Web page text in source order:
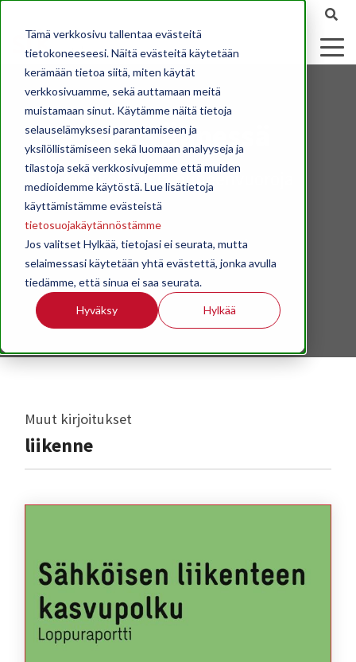
Tämä verkkosivu tallentaa evästeitä
tietokoneeseesi. Näitä evästeitä käytetään
kerämään tietoa siitä, miten käytät
verkkosivuamme, sekä auttamaan meitä
muistamaan sinut. Käytämme näitä tietoja
selauselämyksesi parantamiseen ja
yksilöllistämiseen sekä luomaan analyyseja ja
tilastoja sekä verkkosivujemme että muiden
medioidemme käytöstä. Lue lisätietoja
käyttämistämme evästeistä
tietosuojakäytännöstämme
Jos valitset Hylkää, tietojasi ei seurata, mutta
selaimessasi käytetään yhtä evästettä, jonka avulla
tiedämme, että sinua ei saa seurata.
Hyväksy Hylkää
STK - Äänessä
Ajankohtaisia puheenvuoroja
Muut kirjoitukset
liikenne